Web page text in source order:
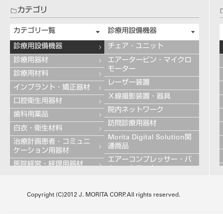
カテゴリ
カテゴリ一覧
診療用設備機器
診療用器材
診療用材料
インプラント・矯正器材
口腔衛生用器材
歯科用薬品
白衣・衛生材料
治療計画患者・コミュニ
ケーション用器材
医院経営・経理用器材
技工用設備機器
診療用設備機器
チェア・ユニット
エアータービン・マイクロ
モーター
レーザー装置
Ｘ線撮影装置・器具
院内ネットワーク
訪問診療用器材
Morita Digital Solution関
連商品
エアーコンプレッサー・バ
その他の診療用設備機器
Copyright (C)2012 J. MORITA CORP. All rights reserved.